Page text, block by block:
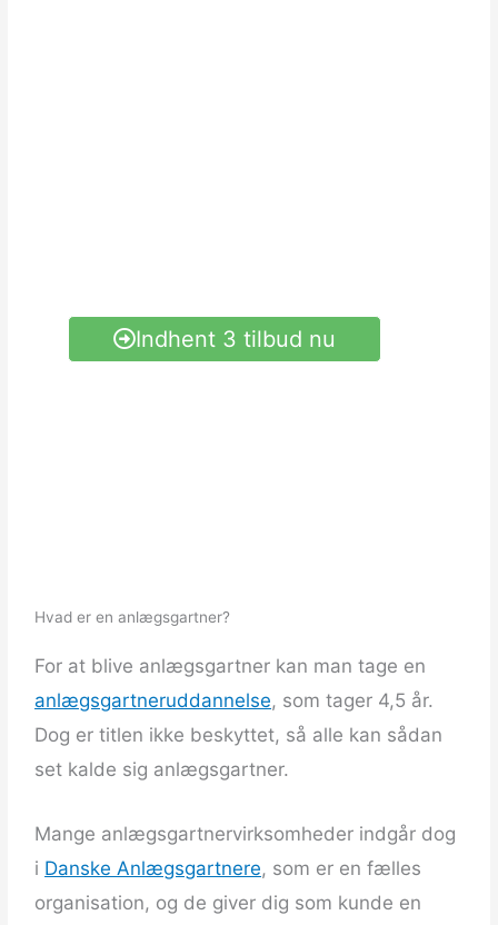
Indhent 3 tilbud nu
Hvad er en anlægsgartner?
For at blive anlægsgartner kan man tage en
anlægsgartneruddannelse, som tager 4,5 år.
Dog er titlen ikke beskyttet, så alle kan sådan
set kalde sig anlægsgartner.
Mange anlægsgartnervirksomheder indgår dog
i Danske Anlægsgartnere, som er en fælles
organisation, og de giver dig som kunde en